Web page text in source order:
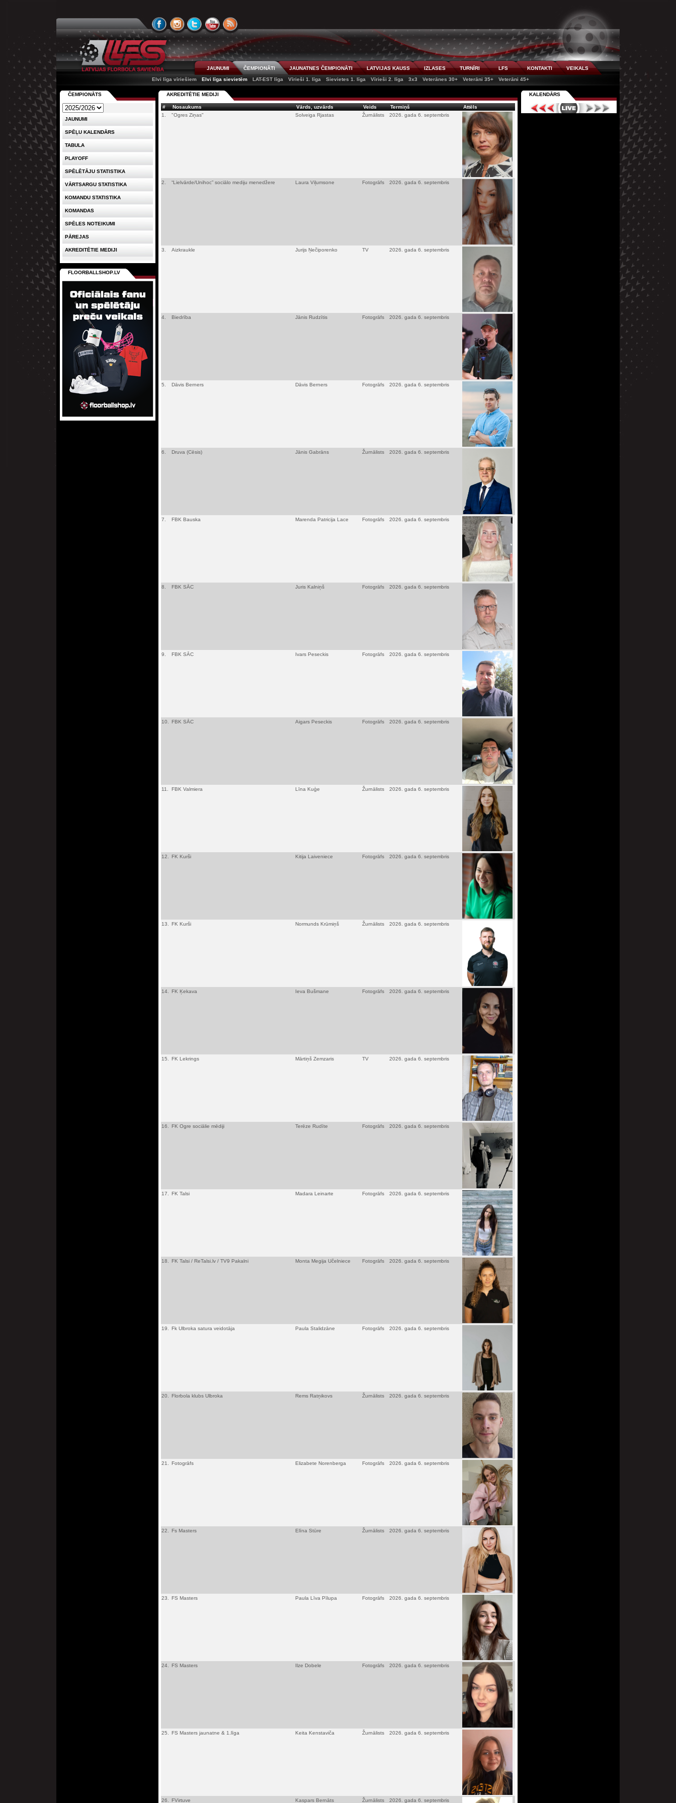
JAUNUMI ČEMPIONĀTI JAUNATNES ČEMPIONĀTI LATVIJAS KAUSS IZLASES TURNĪRI LFS KONTAKTI
VEIKALS
Elvi līga vīriešiem
Elvi līga sievietēm LAT-EST līga Vīrieši 1. līga Sievietes 1. līga Vīrieši 2. līga 3x3 Veterānes 30+ Veterāni 35+ Veterāni 45+
AKREDITĒTIE MEDIJI
# Nosaukums Vārds, uzvārds Veids Termiņš
Attēls
1.
"Ogres Ziņas" Solveiga Rjastas Žurnālists 2026. gada 6. septembris
2. “Lielvārde/Unihoc” sociālo mediju menedžere Laura Viļumsone Fotogrāfs 2026. gada 6. septembris
3. Aizkraukle Jurijs Ņečiporenko TV 2026. gada 6. septembris
4. Biedrība Jānis Rudzītis Fotogrāfs 2026. gada 6. septembris
5. Dāvis Berners Dāvis Berners Fotogrāfs 2026. gada 6. septembris
6. Druva (Cēsis) Jānis Gabrāns Žurnālists 2026. gada 6. septembris
7. FBK Bauska Marenda Patricija Lace Fotogrāfs 2026. gada 6. septembris
8. FBK SĀC Juris Kalniņš Fotogrāfs 2026. gada 6. septembris
9. FBK SĀC Ivars Peseckis Fotogrāfs 2026. gada 6. septembris
10. FBK SĀC Aigars Peseckis Fotogrāfs 2026. gada 6. septembris
11. FBK Valmiera Līna Kuģe Žurnālists 2026. gada 6. septembris
12. FK Kurši Kitija Laiveniece Fotogrāfs 2026. gada 6. septembris
13. FK Kurši Normunds Krūmiņš Žurnālists 2026. gada 6. septembris
14. FK Ķekava Ieva Bušmane Fotogrāfs 2026. gada 6. septembris
15. FK Lekrings Mārtiņš Zemzaris TV 2026. gada 6. septembris
16. FK Ogre sociālie mēdiji Terēze Rudīte Fotogrāfs 2026. gada 6. septembris
17. FK Talsi Madara Leinarte Fotogrāfs 2026. gada 6. septembris
18. FK Talsi / ReTalsi.lv / TV9 Pakalni Monta Megija Učelniece Fotogrāfs 2026. gada 6. septembris
19. Fk Ulbroka satura veidotāja Paula Stalidzāne Fotogrāfs 2026. gada 6. septembris
20. Florbola klubs Ulbroka Rems Ratņikovs Žurnālists 2026. gada 6. septembris
21. Fotogrāfs Elizabete Norenberga Fotogrāfs 2026. gada 6. septembris
22. Fs Masters Elīna Stūre Žurnālists 2026. gada 6. septembris
23. FS Masters Paula Līva Pīlupa Fotogrāfs 2026. gada 6. septembris
24. FS Masters Ilze Dobele Fotogrāfs 2026. gada 6. septembris
25. FS Masters jaunatne & 1.līga Keita Kenstaviča Žurnālists 2026. gada 6. septembris
26. FVirtuve Kaspars Bernāts Žurnālists 2026. gada 6. septembris
ČEMPIONĀTS
JAUNUMI
SPĒĻU KALENDĀRS
TABULA
PLAYOFF
SPĒLĒTĀJU STATISTIKA
VĀRTSARGU STATISTIKA
KOMANDU STATISTIKA
KOMANDAS
SPĒLES NOTEIKUMI
PĀREJAS
AKREDITĒTIE MEDIJI
FLOORBALLSHOP.LV
KALENDĀRS